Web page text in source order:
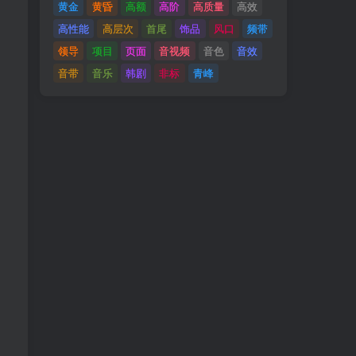
黄金 黄昏 高额 高阶 高质量
高效
高性能
高层次 首尾 饰品 风口
频带
领导
项目 页面 音视频 音色
音效
音带
音乐 韩剧 非标 青峰